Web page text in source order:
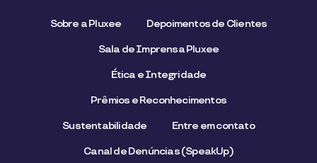
Sobre a Pluxee Depoimentos de Clientes
Sala de Imprensa Pluxee
Ética e Integridade
Prêmios e Reconhecimentos
Sustentabilidade Entre em contato
Canal de Denúncias (SpeakUp)